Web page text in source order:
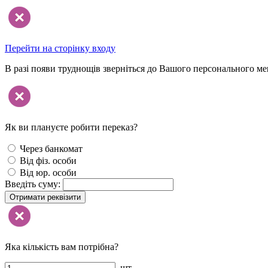
Перейти на сторінку входу
В разі появи труднощів зверніться до Вашого персонального
Як ви плануєте робити переказ?
Через банкомат
Від фіз. особи
Від юр. особи
Введіть суму:
Отримати реквізити
Яка кількість вам потрібна?